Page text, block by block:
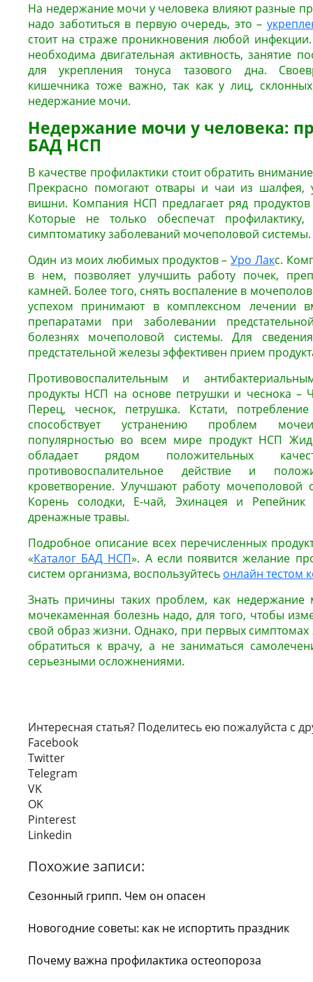
На недержание мочи у человека влияют разные
надо заботиться в первую очередь, это –
стоит на страже проникновения любой
необходима двигательная активность, занятие
для укрепления тонуса тазового дна.
кишечника тоже важно, так как у лиц,
недержание мочи.
Недержание мочи у человека:
БАД НСП
В качестве профилактики стоит обратить
Прекрасно помогают отвары и чаи из шалфея,
вишни. Компания НСП предлагает ряд продуктов
Которые не только обеспечат
симптоматику заболеваний мочеполовой системы.
Один из моих любимых продуктов –Уро Лакс.
в нем, позволяет улучшить работу почек,
камней. Более того, снять воспаление в
успехом принимают в комплексном лечении
препаратами при заболевании
болезнях мочеполовой системы. Для
предстательной железы эффективен прием
Противовоспалительным и
продукты НСП на основе петрушки и чеснока –
Перец, чеснок, петрушка. Кстати,
способствует устранению проблем
популярностью во всем мире продукт НСП
обладает рядом положительных
противовоспалительное действие и
кроветворение. Улучшают работу мочеполовой
Корень солодки, Е-чай, Эхинацея и Репейник
дренажные травы.
Подробное описание всех перечисленных
«Каталог БАД НСП». А если появится желание
систем организма, воспользуйтесь онлайн тестом
Знать причины таких проблем, как недержание
мочекаменная болезнь надо, для того, чтобы
свой образ жизни. Однако, при первых
обратиться к врачу, а не заниматься
серьезными осложнениями.
Интересная статья? Поделитесь ею пожалуйста с
Facebook
Twitter
Telegram
VK
OK
Pinterest
Linkedin
Похожие записи:
Сезонный грипп. Чем он опасен
Новогодние советы: как не испортить праздник
Почему важна профилактика остеопороза